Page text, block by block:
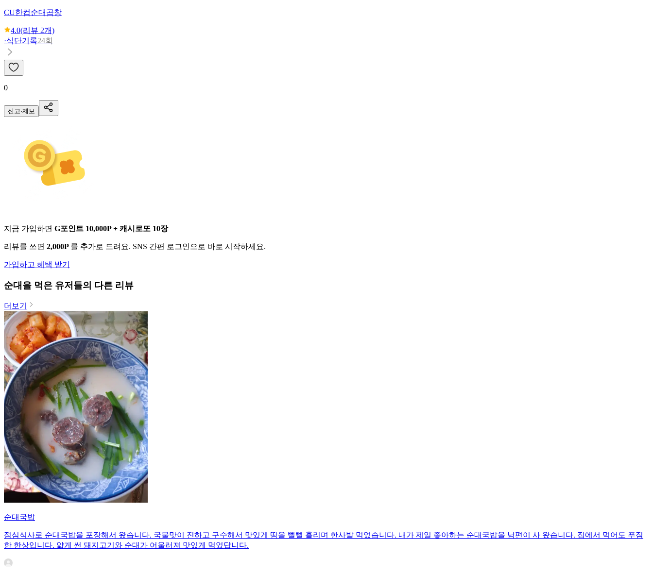
CU한컵순대곱창
4.0(리뷰 2개)
·식단기록24회
0
신고·제보
지금 가입하면 G포인트 10,000P + 캐시로또 10장
리뷰를 쓰면 2,000P 를 추가로 드려요. SNS 간편 로그인으로 바로 시작하세요.
가입하고 혜택 받기
순대 을 먹은 유저들의 다른 리뷰
더보기
순대국밥
점심식사로 순대국밥을 포장해서 왔습니다. 국물맛이 진하고 구수해서 맛있게 땀을 뻘뻘 흘리며 한사발 먹었습니다. 내가 제일 좋아하는 순대국밥을 남편이 사 왔습니다. 집에서 먹어도 푸짐
한 한상입니다. 얇게 썬 돼지고기와 순대가 어울러져 맛있게 먹었답니다.